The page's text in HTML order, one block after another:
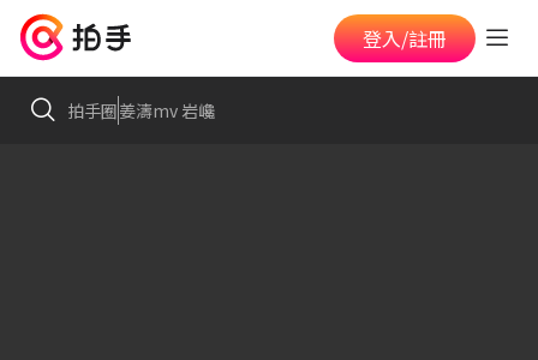
登入/註冊
拍手圈姜濤mv 岩巉